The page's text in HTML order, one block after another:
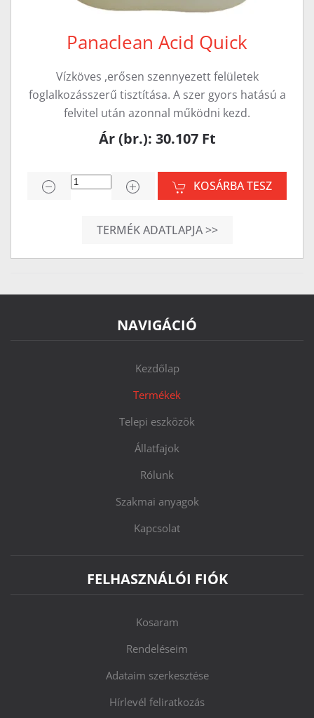
Panaclean Acid Quick
Vízköves ,erősen szennyezett felületek
foglalkozásszerű tisztítása. A szer gyors hatású a
felvitel után azonnal működni kezd.
Ár (br.): 30.107 Ft
KOSÁRBA TESZ
TERMÉK ADATLAPJA >>
NAVIGÁCIÓ
Kezdőlap
Termékek
Telepi eszközök
Állatfajok
Rólunk
Szakmai anyagok
Kapcsolat
FELHASZNÁLÓI FIÓK
Kosaram
Rendeléseim
Adataim szerkesztése
Hírlevél feliratkozás